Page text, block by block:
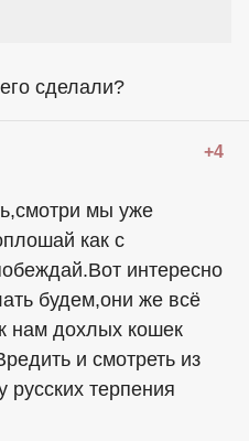
сделали?
+4
мы уже
как с
интересно
будем,они же всё
нам дохлых кошек
и смотреть из
русских терпения